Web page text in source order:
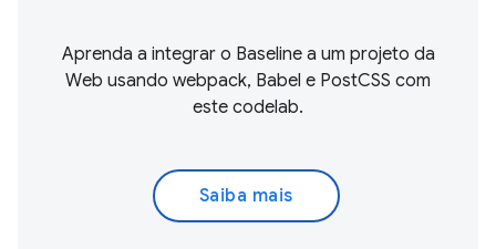
Aprenda a integrar o Baseline a um projeto da
Web usando webpack, Babel e PostCSS com
este codelab.
Saiba mais